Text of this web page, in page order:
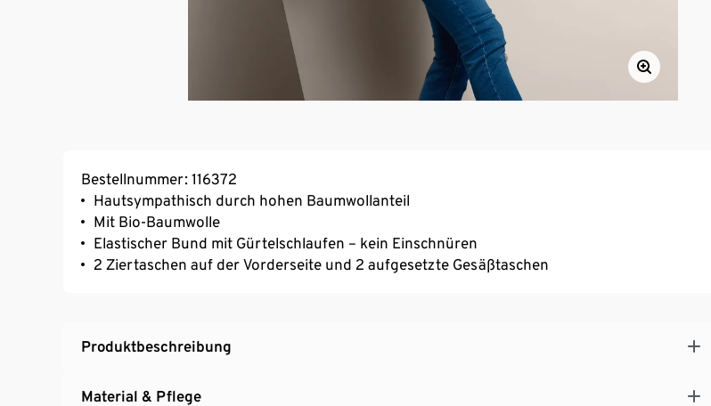
Bestellnummer: 116372
Hautsympathisch durch hohen Baumwollanteil
Mit Bio-Baumwolle
Elastischer Bund mit Gürtelschlaufen – kein Einschnüren
2 Ziertaschen auf der Vorderseite und 2 aufgesetzte Gesäßtaschen
Produktbeschreibung
Material & Pflege